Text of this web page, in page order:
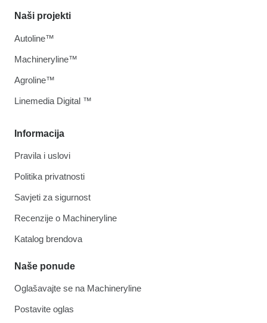
Informacija
Pravila i uslovi
Politika privatnosti
Savjeti za sigurnost
Recenzije o Machineryline
Katalog brendova
Naše ponude
Oglašavajte se na Machineryline
Postavite oglas
Naši projekti
Autoline™
Machineryline™
Agroline™
Linemedia Digital ™